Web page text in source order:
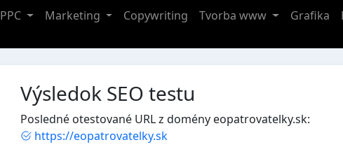
PPC Marketing Copywriting Tvorba www Grafika
Výsledok SEO testu
Posledné otestované URL z domény eopatrovatelky.sk:
https://eopatrovatelky.sk